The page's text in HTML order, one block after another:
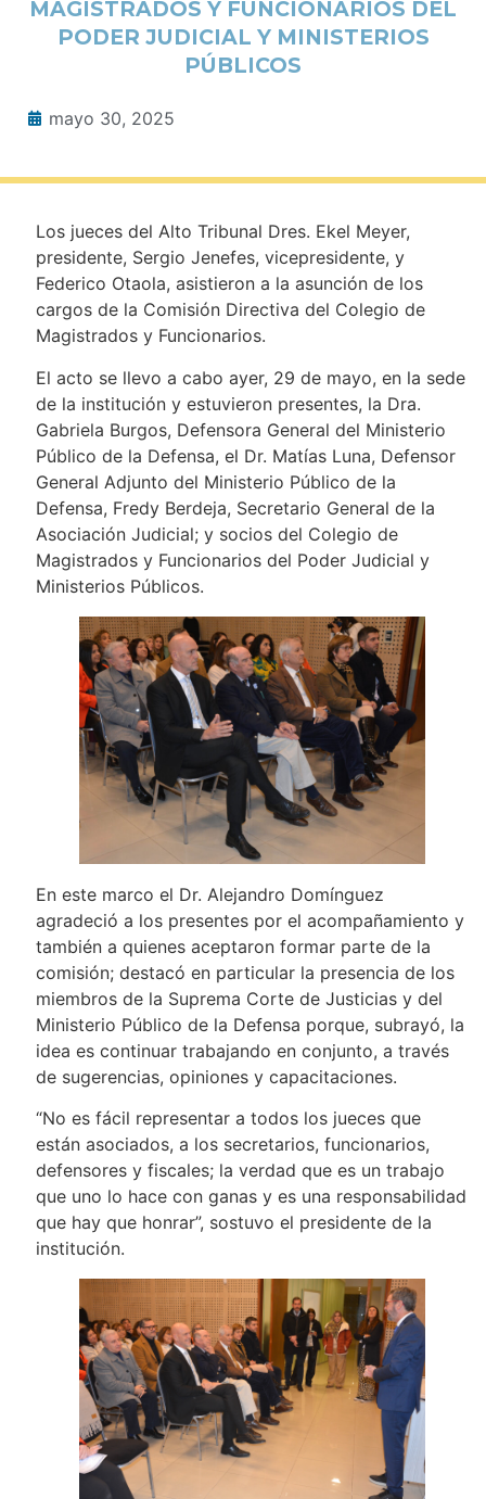
MAGISTRADOS Y FUNCIONARIOS DEL
PODER JUDICIAL Y MINISTERIOS
PÚBLICOS
mayo 30, 2025
Los jueces del Alto Tribunal Dres. Ekel Meyer,
presidente, Sergio Jenefes, vicepresidente, y
Federico Otaola, asistieron a la asunción de los
cargos de la Comisión Directiva del Colegio de
Magistrados y Funcionarios.
El acto se llevo a cabo ayer, 29 de mayo, en la sede
de la institución y estuvieron presentes, la Dra.
Gabriela Burgos, Defensora General del Ministerio
Público de la Defensa, el Dr. Matías Luna, Defensor
General Adjunto del Ministerio Público de la
Defensa, Fredy Berdeja, Secretario General de la
Asociación Judicial; y socios del Colegio de
Magistrados y Funcionarios del Poder Judicial y
Ministerios Públicos.
En este marco el Dr. Alejandro Domínguez
agradeció a los presentes por el acompañamiento y
también a quienes aceptaron formar parte de la
comisión; destacó en particular la presencia de los
miembros de la Suprema Corte de Justicias y del
Ministerio Público de la Defensa porque, subrayó, la
idea es continuar trabajando en conjunto, a través
de sugerencias, opiniones y capacitaciones.
“No es fácil representar a todos los jueces que
están asociados, a los secretarios, funcionarios,
defensores y fiscales; la verdad que es un trabajo
que uno lo hace con ganas y es una responsabilidad
que hay que honrar”, sostuvo el presidente de la
institución.